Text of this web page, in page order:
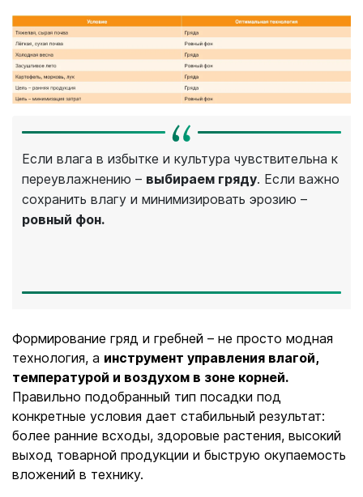
Если влага в избытке и культура чувствительна к
переувлажнению – выбираем гряду. Если важно
сохранить влагу и минимизировать эрозию –
ровный фон.
Формирование гряд и гребней – не просто модная
технология, а инструмент управления влагой,
температурой и воздухом в зоне корней.
Правильно подобранный тип посадки под
конкретные условия дает стабильный результат:
более ранние всходы, здоровые растения, высокий
выход товарной продукции и быструю окупаемость
вложений в технику.